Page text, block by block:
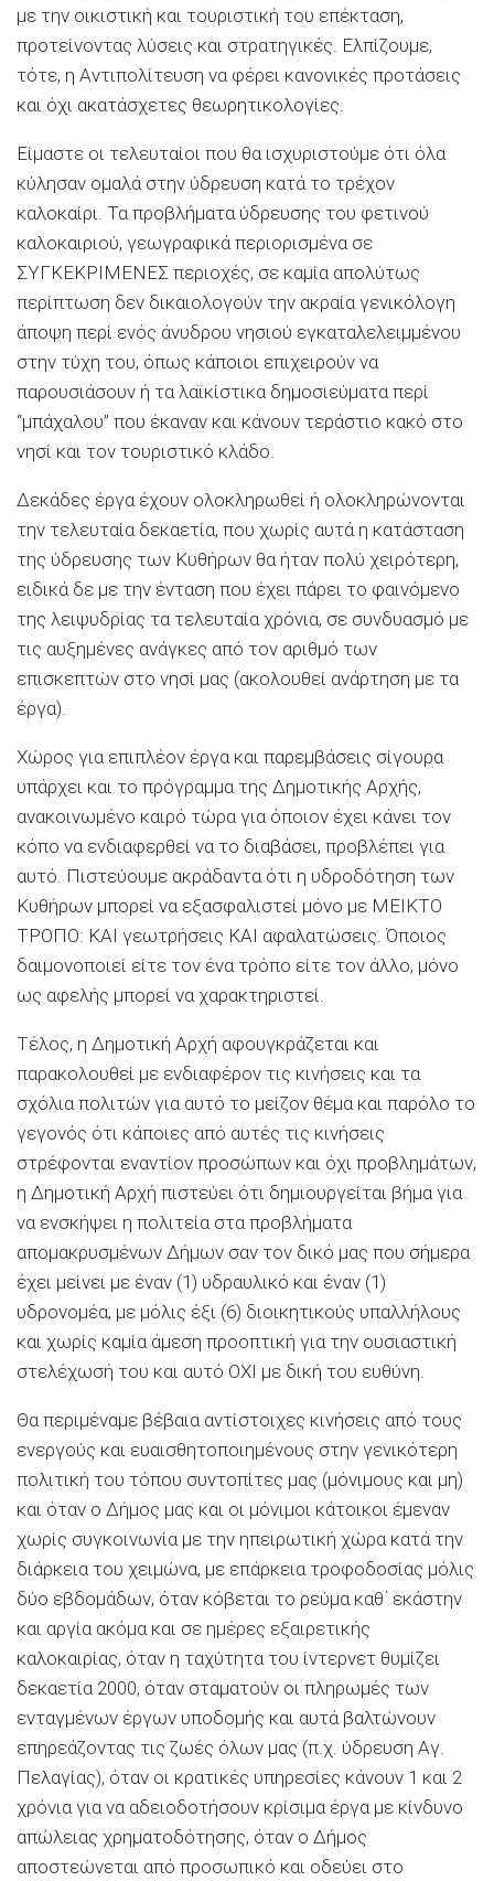
με την οικιστική και τουριστική του επέκταση,
προτείνοντας λύσεις και στρατηγικές. Ελπίζουμε,
τότε, η Αντιπολίτευση να φέρει κανονικές προτάσεις
και όχι ακατάσχετες θεωρητικολογίες.
Είμαστε οι τελευταίοι που θα ισχυριστούμε ότι όλα
κύλησαν ομαλά στην ύδρευση κατά το τρέχον
καλοκαίρι. Τα προβλήματα ύδρευσης του φετινού
καλοκαιριού, γεωγραφικά περιορισμένα σε
ΣΥΓΚΕΚΡΙΜΕΝΕΣ περιοχές, σε καμία απολύτως
περίπτωση δεν δικαιολογούν την ακραία γενικόλογη
άποψη περί ενός άνυδρου νησιού εγκαταλελειμμένου
στην τύχη του, όπως κάποιοι επιχειρούν να
παρουσιάσουν ή τα λαϊκίστικα δημοσιεύματα περί
“μπάχαλου” που έκαναν και κάνουν τεράστιο κακό στο
νησί και τον τουριστικό κλάδο.
Δεκάδες έργα έχουν ολοκληρωθεί ή ολοκληρώνονται
την τελευταία δεκαετία, που χωρίς αυτά η κατάσταση
της ύδρευσης των Κυθήρων θα ήταν πολύ χειρότερη,
ειδικά δε με την ένταση που έχει πάρει το φαινόμενο
της λειψυδρίας τα τελευταία χρόνια, σε συνδυασμό με
τις αυξημένες ανάγκες από τον αριθμό των
επισκεπτών στο νησί μας (ακολουθεί ανάρτηση με τα
έργα).
Χώρος για επιπλέον έργα και παρεμβάσεις σίγουρα
υπάρχει και το πρόγραμμα της Δημοτικής Αρχής,
ανακοινωμένο καιρό τώρα για όποιον έχει κάνει τον
κόπο να ενδιαφερθεί να το διαβάσει, προβλέπει για
αυτό. Πιστεύουμε ακράδαντα ότι η υδροδότηση των
Κυθήρων μπορεί να εξασφαλιστεί μόνο με ΜΕΙΚΤΟ
ΤΡΟΠΟ: ΚΑΙ γεωτρήσεις ΚΑΙ αφαλατώσεις. Όποιος
δαιμονοποιεί είτε τον ένα τρόπο είτε τον άλλο, μόνο
ως αφελής μπορεί να χαρακτηριστεί.
Τέλος, η Δημοτική Αρχή αφουγκράζεται και
παρακολουθεί με ενδιαφέρον τις κινήσεις και τα
σχόλια πολιτών για αυτό το μείζον θέμα και παρόλο το
γεγονός ότι κάποιες από αυτές τις κινήσεις
στρέφονται εναντίον προσώπων και όχι προβλημάτων,
η Δημοτική Αρχή πιστεύει ότι δημιουργείται βήμα για
να ενσκήψει η πολιτεία στα προβλήματα
απομακρυσμένων Δήμων σαν τον δικό μας που σήμερα
έχει μείνει με έναν (1) υδραυλικό και έναν (1)
υδρονομέα, με μόλις έξι (6) διοικητικούς υπαλλήλους
και χωρίς καμία άμεση προοπτική για την ουσιαστική
στελέχωσή του και αυτό ΟΧΙ με δική του ευθύνη.
Θα περιμέναμε βέβαια αντίστοιχες κινήσεις από τους
ενεργούς και ευαισθητοποιημένους στην γενικότερη
πολιτική του τόπου συντοπίτες μας (μόνιμους και μη)
και όταν ο Δήμος μας και οι μόνιμοι κάτοικοι έμεναν
χωρίς συγκοινωνία με την ηπειρωτική χώρα κατά την
διάρκεια του χειμώνα, με επάρκεια τροφοδοσίας μόλις
δύο εβδομάδων, όταν κόβεται το ρεύμα καθ΄ εκάστην
και αργία ακόμα και σε ημέρες εξαιρετικής
καλοκαιρίας, όταν η ταχύτητα του ίντερνετ θυμίζει
δεκαετία 2000, όταν σταματούν οι πληρωμές των
ενταγμένων έργων υποδομής και αυτά βαλτώνουν
επηρεάζοντας τις ζωές όλων μας (π.χ. ύδρευση Αγ.
Πελαγίας), όταν οι κρατικές υπηρεσίες κάνουν 1 και 2
χρόνια για να αδειοδοτήσουν κρίσιμα έργα με κίνδυνο
απώλειας χρηματοδότησης, όταν ο Δήμος
αποστεώνεται από προσωπικό και οδεύει στο